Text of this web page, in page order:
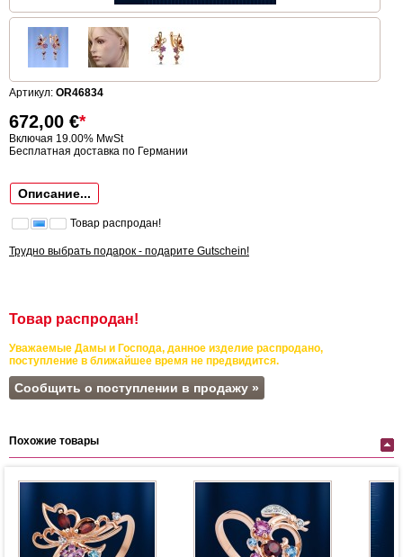
Артикул: OR46834
672,00 €*
Включая 19.00% MwSt
Бесплатная доставка по Германии
Описание...
Товар распродан!
Трудно выбрать подарок - подарите Gutschein!
Товар распродан!
Уважаемые Дамы и Господа, данное изделие распродано,
поступление в ближайшее время не предвидится.
Сообщить о поступлении в продажу »
Похожие товары